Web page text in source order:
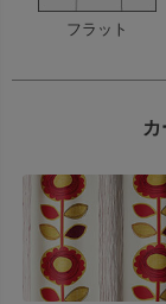
フラット